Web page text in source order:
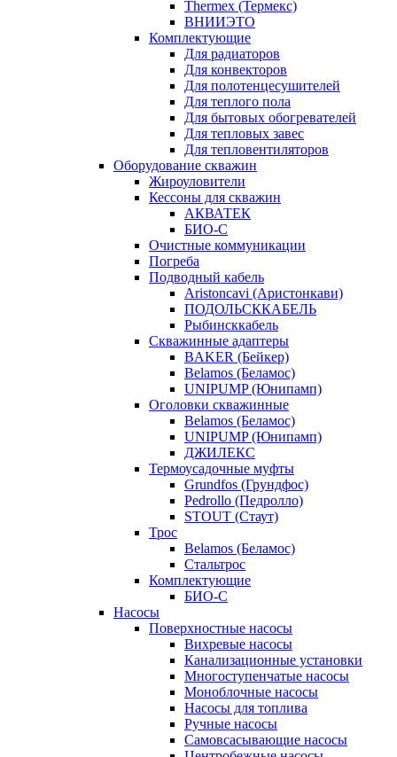
Thermex (Термекс)
ВНИИЭТО
Комплектующие
Для радиаторов
Для конвекторов
Для полотенцесушителей
Для теплого пола
Для бытовых обогревателей
Для тепловых завес
Для тепловентиляторов
Оборудование скважин
Жироуловители
Кессоны для скважин
АКВАТЕК
БИО-С
Очистные коммуникации
Погреба
Подводный кабель
Aristoncavi (Аристонкави)
ПОДОЛЬСККАБЕЛЬ
Рыбинсккабель
Скважинные адаптеры
BAKER (Бейкер)
Belamos (Беламос)
UNIPUMP (Юнипамп)
Оголовки скважинные
Belamos (Беламос)
UNIPUMP (Юнипамп)
ДЖИЛЕКС
Термоусадочные муфты
Grundfos (Грундфос)
Pedrollo (Педролло)
STOUT (Стаут)
Трос
Belamos (Беламос)
Стальтрос
Комплектующие
БИО-С
Насосы
Поверхностные насосы
Вихревые насосы
Канализационные установки
Многоступенчатые насосы
Моноблочные насосы
Насосы для топлива
Ручные насосы
Самовсасывающие насосы